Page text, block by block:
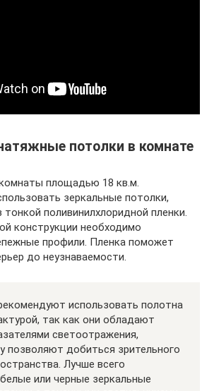
потолки в комнате
площадью 18 кв.м.
зеркальные потолки,
поливинилхлоридной пленки.
конструкции необходимо
профили. Пленка поможет
до неузнаваемости.
использовать полотна
так как они обладают
светоотражения,
позволяют добиться зрительного
Лучше всего
или черные зеркальные